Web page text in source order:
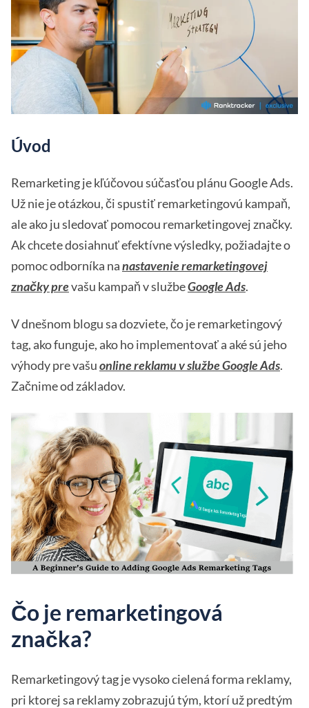
Úvod
Remarketing je kľúčovou súčasťou plánu Google Ads.
Už nie je otázkou, či spustiť remarketingovú kampaň,
ale ako ju sledovať pomocou remarketingovej značky.
Ak chcete dosiahnuť efektívne výsledky, požiadajte o
pomoc odborníka nanastavenie remarketingovej
značky prevašu kampaň v službeGoogle Ads.
V dnešnom blogu sa dozviete, čo je remarketingový
tag, ako funguje, ako ho implementovať a aké sú jeho
výhody pre vašuonline reklamu v službe Google Ads.
Začnime od základov.
Čo je remarketingová
značka?
Remarketingový tag je vysoko cielená forma reklamy,
pri ktorej sa reklamy zobrazujú tým, ktorí už predtým